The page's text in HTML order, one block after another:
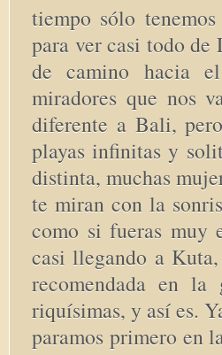
tiempo sólo
para ver casi todo de
de camino hacia
miradores que nos
diferente a Bali,
playas infinitas y
distinta, muchas
te miran con la
como si fueras muy
casi llegando a
recomendada en
riquísimas, y así es.
paramos primero en